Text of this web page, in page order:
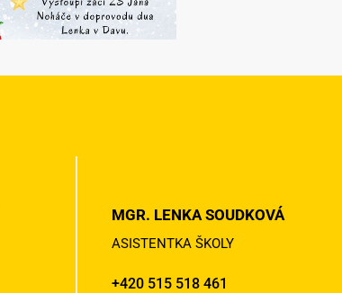
MGR. LENKA SOUDKOVÁ
ASISTENTKA ŠKOLY
+420 515 518 461